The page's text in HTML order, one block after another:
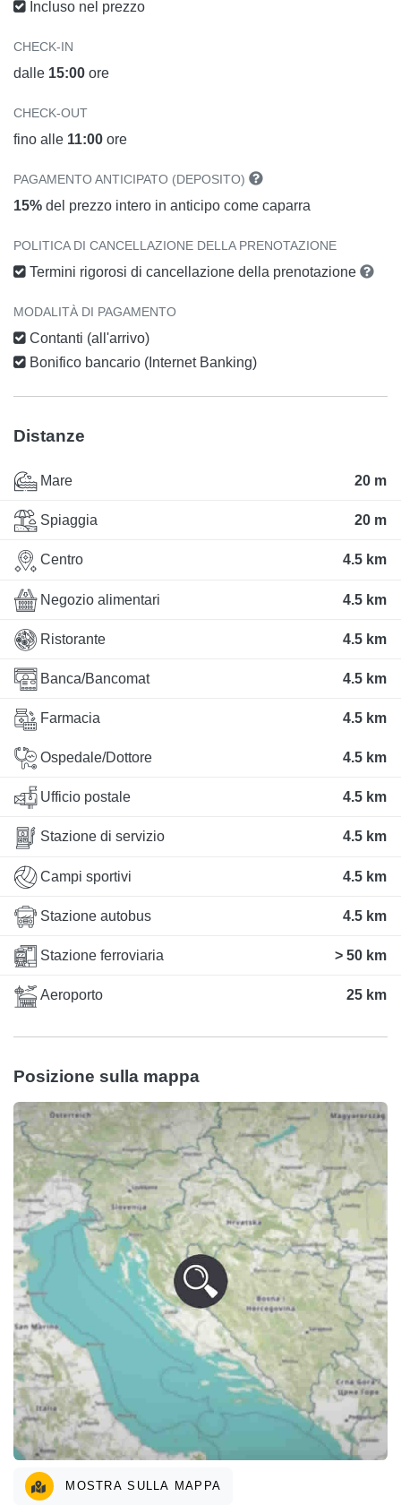
Incluso nel prezzo
CHECK-IN
dalle 15:00 ore
CHECK-OUT
fino alle 11:00 ore
PAGAMENTO ANTICIPATO (DEPOSITO)
15% del prezzo intero in anticipo come caparra
POLITICA DI CANCELLAZIONE DELLA PRENOTAZIONE
Termini rigorosi di cancellazione della prenotazione
MODALITÀ DI PAGAMENTO
Contanti (all'arrivo)
Bonifico bancario (Internet Banking)
Distanze
Mare 20 m
Spiaggia 20 m
Centro 4.5 km
Negozio alimentari 4.5 km
Ristorante 4.5 km
Banca/Bancomat 4.5 km
Farmacia 4.5 km
Ospedale/Dottore 4.5 km
Ufficio postale 4.5 km
Stazione di servizio 4.5 km
Campi sportivi 4.5 km
Stazione autobus 4.5 km
Stazione ferroviaria > 50 km
Aeroporto 25 km
Posizione sulla mappa
MOSTRA SULLA MAPPA